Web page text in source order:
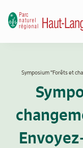
contenu
principal
principale
le Parc
Le
en
d'Ariane
Symposium "Forêts et